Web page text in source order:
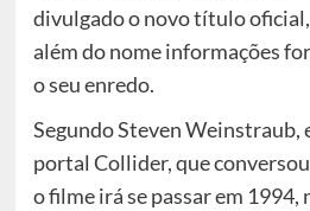
divulgado o novo título
além do nome informações
o seu enredo.
Segundo Steven Weinstraub,
portal Collider, que
o filme irá se passar em